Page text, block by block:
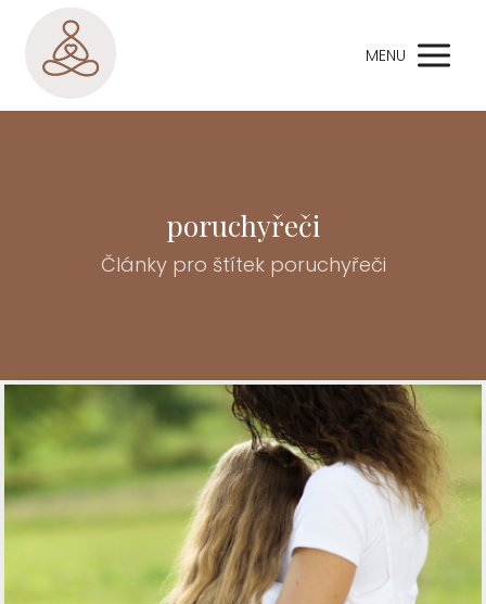
MENU
poruchyřeči
Články pro štítek poruchyřeči